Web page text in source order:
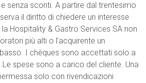
senza sconti. A partire dal trentesimo
il diritto di chiedere un interesse
Hospitality & Gastro Services SA non
più alti o l’acquirente un
I chèques sono accettati solo a
spese sono a carico del cliente. Una
solo con rivendicazioni